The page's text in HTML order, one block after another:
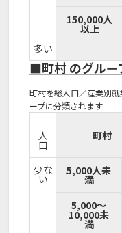
多い
150,000人
以上
■町村 のグル
町村を総人口／産業別
ープに分類されます
人
口
町村
少な
い
5,000人未
満
5,000～
10,000未
満